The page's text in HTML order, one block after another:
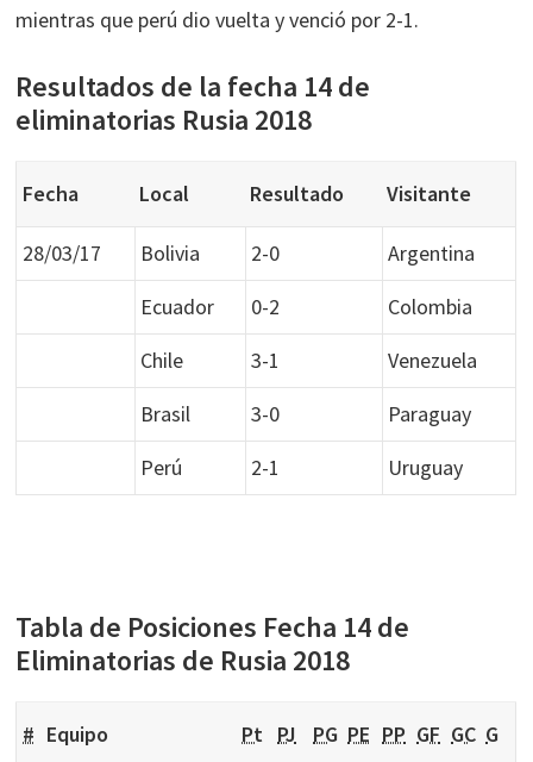
mientras que perú dio vuelta y venció por 2-1.
Resultados de la fecha 14 de
eliminatorias Rusia 2018
Fecha Local Resultado Visitante
28/03/17 Bolivia 2-0
Argentina
Ecuador
0-2
Colombia
Chile
3-1
Venezuela
Brasil
3-0
Paraguay
Perú
2-1 Uruguay
Tabla de Posiciones Fecha 14 de
Eliminatorias de Rusia 2018
# Equipo
Pt PJ PG PE PP GF GC G